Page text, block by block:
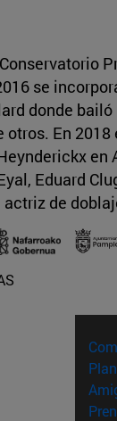
se
donde
otros. En
Eduard
de